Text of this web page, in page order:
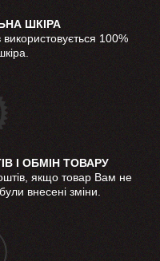
ШКІРА
100%
І ОБМІН ТОВАРУ
якщо товар Вам не
внесені зміни.